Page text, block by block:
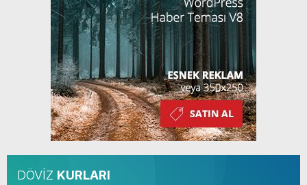
DÖVİZ KURLARI